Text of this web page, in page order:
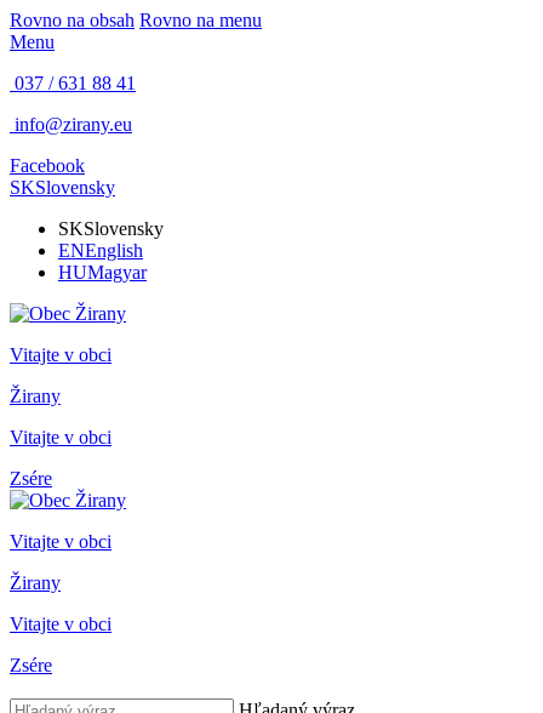
Rovno na obsah Rovno na menu
Menu
037 / 631 88 41
info@zirany.eu
Facebook
SKSlovensky
SKSlovensky
ENEnglish
HUMagyar
Vitajte v obci
Žirany
Vitajte v obci
Zsére
Vitajte v obci
Žirany
Vitajte v obci
Zsére